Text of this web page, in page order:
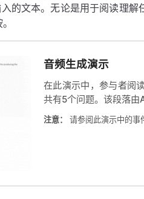
入的文本。无论是用于阅读理
音频生成演示
在此演示中，参与者阅
共有5个问题。该段落由
注意： 请参阅此演示中的事